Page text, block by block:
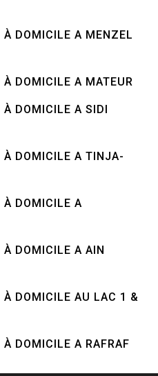
À DOMICILE A MENZEL
À DOMICILE A MATEUR
À DOMICILE A SIDI
À DOMICILE A TINJA-
À DOMICILE A
À DOMICILE A AIN
À DOMICILE AU LAC 1 &
À DOMICILE A RAFRAF